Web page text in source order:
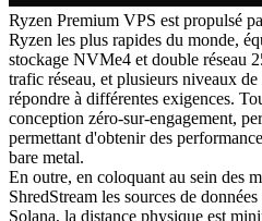
Ryzen Premium VPS est propulsé
Ryzen les plus rapides du monde,
stockage NVMe4 et double réseau
trafic réseau, et plusieurs niveaux
répondre à différentes exigences.
conception zéro-sur-engagement,
permettant d'obtenir des
bare metal.
En outre, en coloquant au sein des
ShredStream les sources de
Solana, la distance physique est